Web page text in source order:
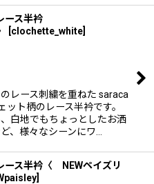
ース半衿
clochette_white
レース刺繍を重ねた saraca
ット柄のレース半衿です。
白地でもちょっとしたお洒
、様々なシーンにワ…
ス半衿〈 NEWペイズリ
]